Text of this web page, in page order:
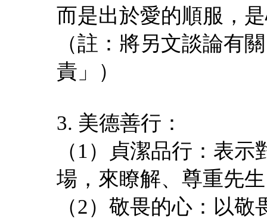
而是出於愛的順服，
（註：將另文談論有
責」）
3. 美德善行：
（1）貞潔品行：表
場，來瞭解、尊重先
（2）敬畏的心：以